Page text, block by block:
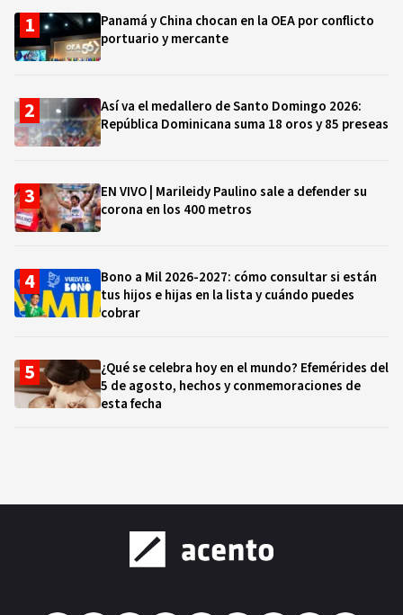
Panamá y China chocan en la OEA por conflicto
portuario y mercante
Así va el medallero de Santo Domingo 2026:
República Dominicana suma 18 oros y 85 preseas
EN VIVO | Marileidy Paulino sale a defender su
corona en los 400 metros
Bono a Mil 2026-2027: cómo consultar si están
tus hijos e hijas en la lista y cuándo puedes
cobrar
¿Qué se celebra hoy en el mundo? Efemérides del
5 de agosto, hechos y conmemoraciones de
esta fecha